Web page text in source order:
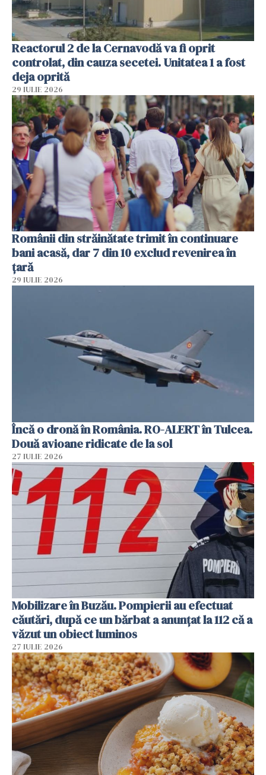
Reactorul 2 de la Cernavodă va fi oprit
controlat, din cauza secetei. Unitatea 1 a fost
deja oprită
29 IULIE 2026
Românii din străinătate trimit în continuare
bani acasă, dar 7 din 10 exclud revenirea în
țară
29 IULIE 2026
Încă o dronă în România. RO-ALERT în Tulcea.
Două avioane ridicate de la sol
27 IULIE 2026
Mobilizare în Buzău. Pompierii au efectuat
căutări, după ce un bărbat a anunțat la 112 că a
văzut un obiect luminos
27 IULIE 2026